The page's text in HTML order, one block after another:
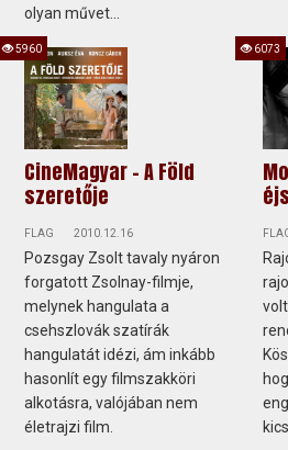
olyan művet...
CineMagyar - A Föld
szeretője
FLAG 2010.12.16
Pozsgay Zsolt tavaly nyáron
forgatott Zsolnay-filmje,
melynek hangulata a
csehszlovák szatírák
hangulatát idézi, ám inkább
hasonlít egy filmszakköri
alkotásra, valójában nem
életrajzi film.
5960 6073